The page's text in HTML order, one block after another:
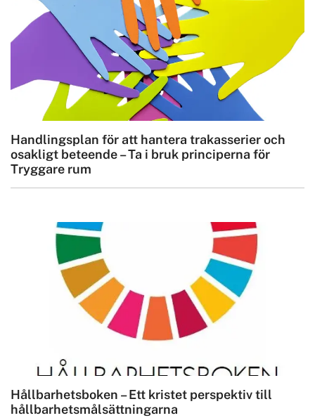
Handlingsplan för att hantera trakasserier och
osakligt beteende – Ta i bruk principerna för
Tryggare rum
Hållbarhetsboken – Ett kristet perspektiv till
hållbarhetsmålsättningarna